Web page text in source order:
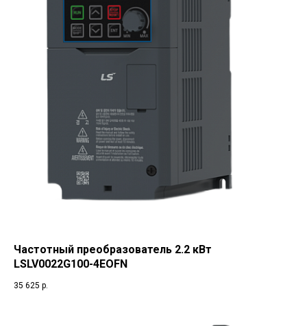
Частотный преобразователь 2.2 кВт
LSLV0022G100-4EOFN
35 625 р.